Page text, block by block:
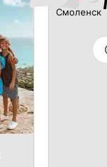
Смоленск